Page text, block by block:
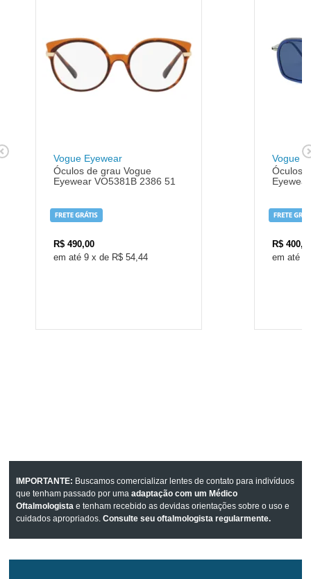
Vogue Eyewear
Óculos de grau Vogue
Eyewear VO5381B 2386 51
R$ 490,00
9 x de R$ 54,44
Vogue
Óculos
R$
IMPORTANTE: Buscamos comercializar lentes de contato para indivíduos
que tenham passado por umaadaptação com um Médico
Oftalmologista e tenham recebido as devidas orientações sobre o uso e
cuidados apropriados.Consulte seu oftalmologista regularmente.